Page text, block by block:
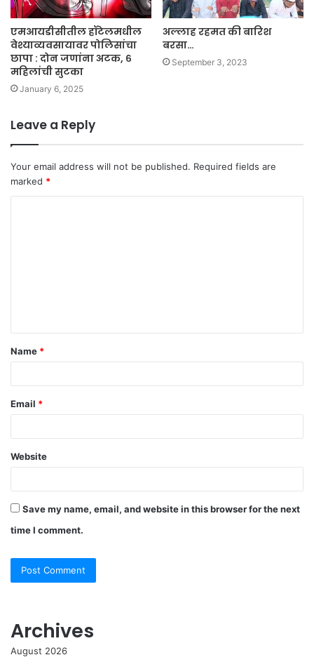
एमआयडीसीतील हॉटेलमधील
वेश्याव्यवसायावर पोलिसांचा
छापा : दोन जणांना अटक, ६
महिलांची सुटका
January 6, 2025
अल्लाह रहमत की बारिश
बरसा…
September 3, 2023
Leave a Reply
Your email address will not be published. Required fields are
marked *
t
*
Name *
Email *
Website
Save my name, email, and website in this browser for the next
time I comment.
Archives
August 2026